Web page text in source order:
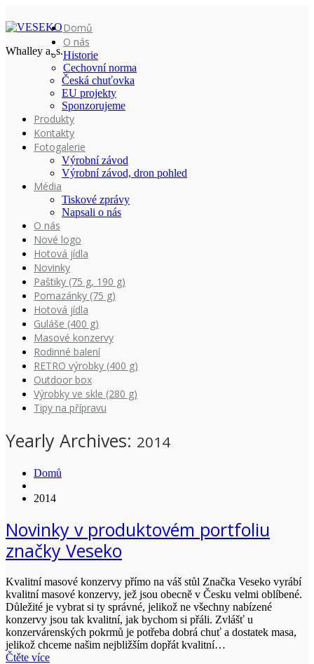
Whalley a. s.
Domů
O nás
Historie
Cechovní norma
Česká chuťovka
EU projekty
Sponzorujeme
Produkty
Kontakty
Fotogalerie
Výrobní závod
Výrobní závod, dron pohled
Média
Tiskové zprávy
Napsali o nás
O nás
Nové logo
Hotová jídla
Novinky
Paštiky (75 g, 190 g)
Pomazánky (75 g)
Hotová jídla
Guláše (400 g)
Masové konzervy
Rodinné balení
RETRO výrobky (400 g)
Outdoor box
Výrobky ve skle (280 g)
Tipy na přípravu
Yearly Archives: 2014
Domů
2014
Novinky v produktovém portfoliu
značky Veseko
Kvalitní masové konzervy přímo na váš stůl Značka Veseko vyrábí
kvalitní masové konzervy, jež jsou obecně v Česku velmi oblíbené.
Důležité je vybrat si ty správné, jelikož ne všechny nabízené
konzervy jsou tak kvalitní, jak bychom si přáli. Zvlášť u
konzervárenských pokrmů je potřeba dobrá chuť a dostatek masa,
jelikož chceme našim nejbližším dopřát kvalitní…
Čtěte více